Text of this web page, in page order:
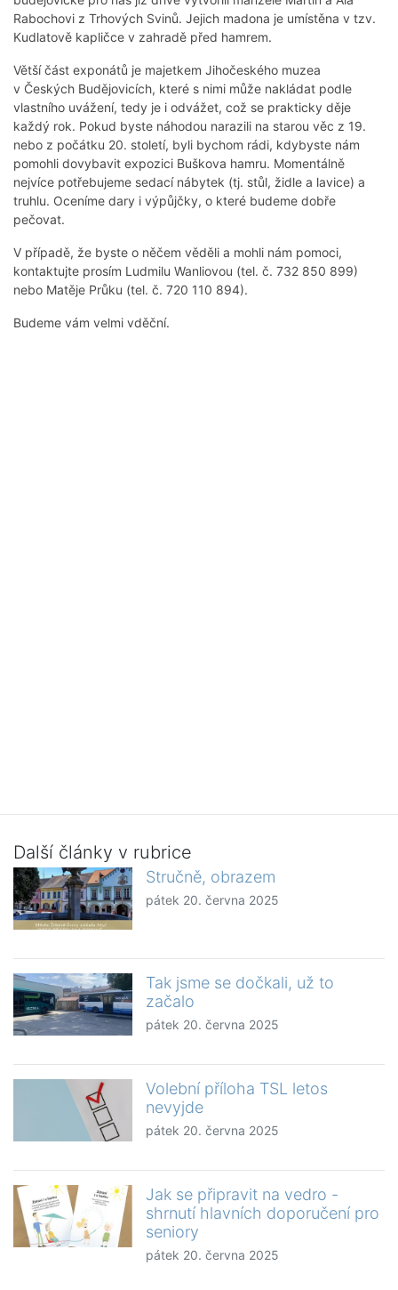
Rabochovi z Trhových Svinů. Jejich madona je umístěna v tzv.
Kudlatově kapličce v zahradě před hamrem.
Větší část exponátů je majetkem Jihočeského muzea
v Českých Budějovicích, které s nimi může nakládat podle
vlastního uvážení, tedy je i odvážet, což se prakticky děje
každý rok. Pokud byste náhodou narazili na starou věc z 19.
nebo z počátku 20. století, byli bychom rádi, kdybyste nám
pomohli dovybavit expozici Buškova hamru. Momentálně
nejvíce potřebujeme sedací nábytek (tj. stůl, židle a lavice) a
truhlu. Oceníme dary i výpůjčky, o které budeme dobře
pečovat.
V případě, že byste o něčem věděli a mohli nám pomoci,
kontaktujte prosím Ludmilu Wanliovou (tel. č. 732 850 899)
nebo Matěje Průku (tel. č. 720 110 894).
Budeme vám velmi vděční.
Další články v rubrice
Stručně, obrazem
pátek 20. června 2025
Tak jsme se dočkali, už to
začalo
pátek 20. června 2025
Volební příloha TSL letos
nevyjde
pátek 20. června 2025
Jak se připravit na vedro -
shrnutí hlavních doporučení pro
seniory
pátek 20. června 2025